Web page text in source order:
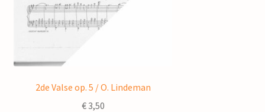
2de Valse op. 5 / O. Lindeman
€3,50